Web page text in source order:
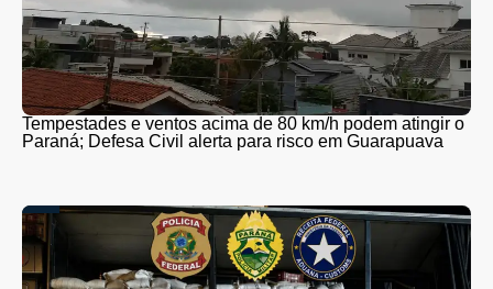
Tempestades e ventos acima de 80 km/h podem atingir o
Paraná; Defesa Civil alerta para risco em Guarapuava